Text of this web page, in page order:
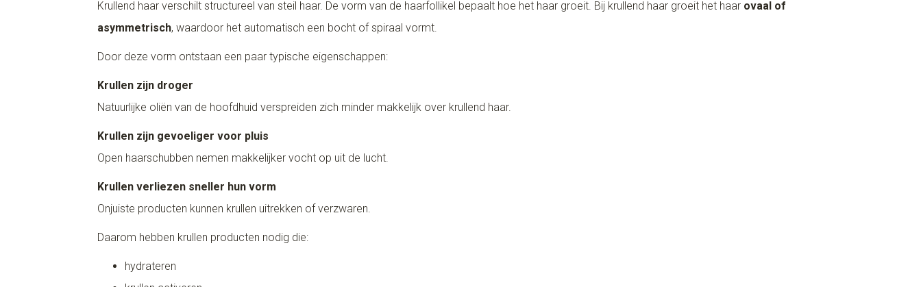
Krullend haar verschilt structureel van steil haar. De vorm van de haarfollikel bepaalt hoe het haar groeit. Bij krullend haar groeit het haar ovaal of
asymmetrisch, waardoor het automatisch een bocht of spiraal vormt.
Door deze vorm ontstaan een paar typische eigenschappen:
Krullen zijn droger
Natuurlijke oliën van de hoofdhuid verspreiden zich minder makkelijk over krullend haar.
Krullen zijn gevoeliger voor pluis
Open haarschubben nemen makkelijker vocht op uit de lucht.
Krullen verliezen sneller hun vorm
Onjuiste producten kunnen krullen uitrekken of verzwaren.
Daarom hebben krullen producten nodig die:
hydrateren